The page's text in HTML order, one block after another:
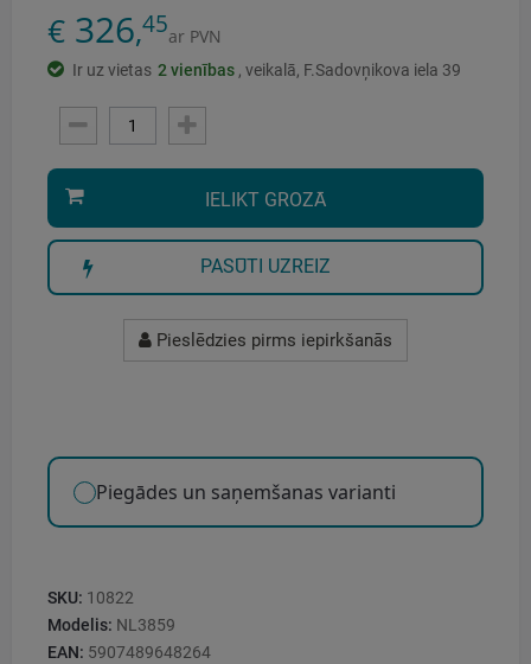
€ 326,45ar PVN
Ir uz vietas 2vienības , veikalā, F.Sadovņikova iela 39
IELIKT GROZĀ
PASŪTI UZREIZ
Pieslēdzies pirms iepirkšanās
Piegādes un saņemšanas varianti
SKU: 10822
Modelis: NL3859
EAN: 5907489648264